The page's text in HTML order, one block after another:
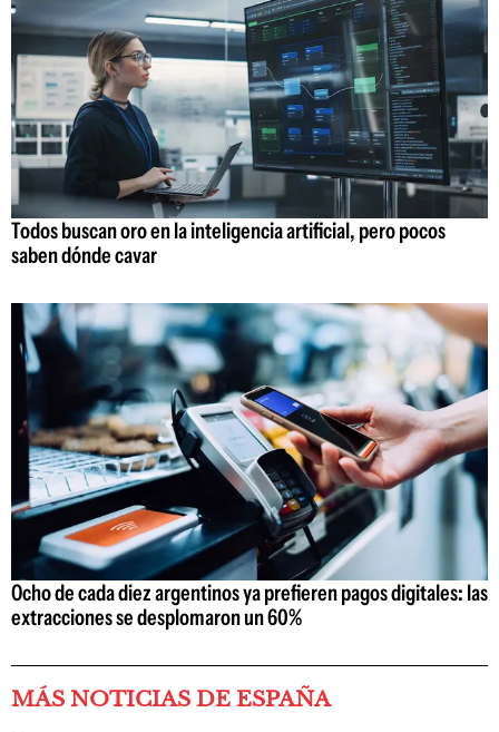
Todos buscan oro en la inteligencia artificial, pero pocos
saben dónde cavar
Ocho de cada diez argentinos ya prefieren pagos digitales: las
extracciones se desplomaron un 60%
MÁS NOTICIAS DE ESPAÑA